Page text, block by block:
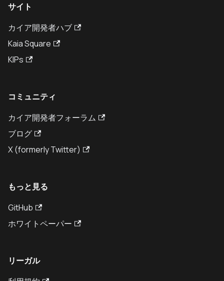
サイト
カイア開発者ハブ
Kaia Square
KIPs
コミュニティ
カイア開発者フォーラム
ブログ
X (formerly Twitter)
もっと見る
GitHub
ホワイトペーパー
リーガル